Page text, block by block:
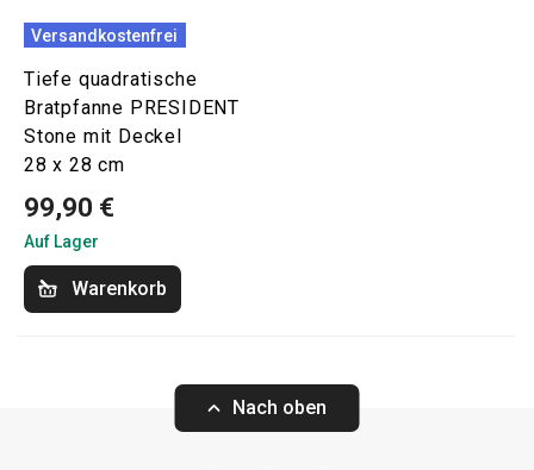
Versandkostenfrei
Tiefe quadratische
Bratpfanne PRESIDENT
Stone mit Deckel
28 x 28 cm
99,90 €
Auf Lager
Warenkorb
Nach oben